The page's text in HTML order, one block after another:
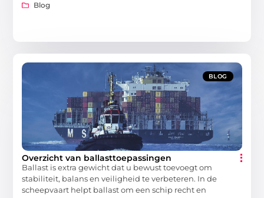
Blog
BLOG
Overzicht van ballasttoepassingen
Ballast is extra gewicht dat u bewust toevoegt om
stabiliteit, balans en veiligheid te verbeteren. In de
scheepvaart helpt ballast om een schip recht en